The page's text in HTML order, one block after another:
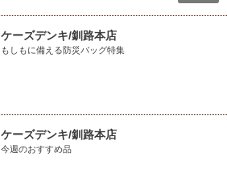
ケーズデンキ/釧路本店
もしもに備える防災バッグ特集
ケーズデンキ/釧路本店
今週のおすすめ品